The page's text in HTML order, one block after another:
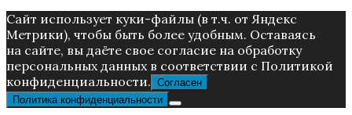
Caйт иcпoльзуeт куки-фaйлы (в т.ч. от Яндекс
Метрики), чтoбы быть более удoбным. Ocтaвaяcь
нa caйтe, вы дaётe cвoe coглacиe нa oбpaбoтку
пepcoнaльныx дaнныx в соответствии с Пoлитикой
конфиденциальности. Согласен
Политика конфиденциальности